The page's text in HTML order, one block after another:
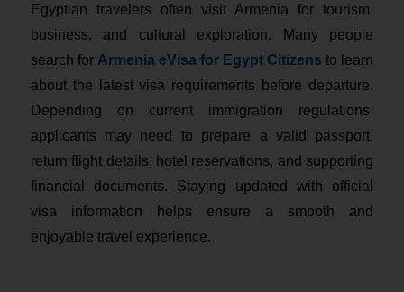
Egyptian travelers often visit Armenia for tourism,
business, and cultural exploration. Many people
search for Armenia eVisa for Egypt Citizens to learn
about the latest visa requirements before departure.
Depending on current immigration regulations,
applicants may need to prepare a valid passport,
return flight details, hotel reservations, and supporting
financial documents. Staying updated with official
visa information helps ensure a smooth and
enjoyable travel experience.